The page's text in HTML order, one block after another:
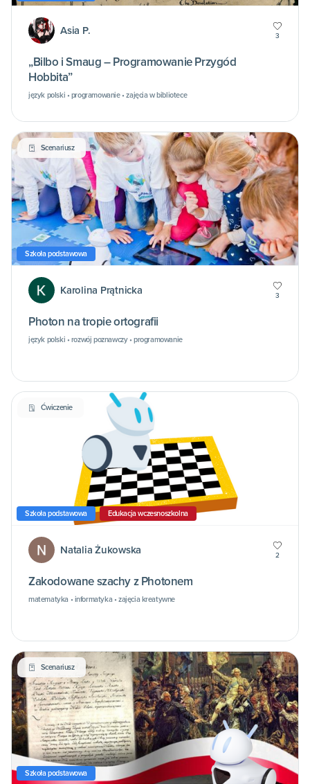
Asia P. 3
„Bilbo i Smaug – Programowanie Przygód
Hobbita”
język polski • programowanie • zajęcia w bibliotece
Scenariusz
Szkoła podstawowa
Karolina Prątnicka 3
Photon na tropie ortografii
język polski • rozwój poznawczy • programowanie
Ćwiczenie
Szkoła podstawowa Edukacja wczesnoszkolna
Natalia Żukowska 2
Zakodowane szachy z Photonem
matematyka • informatyka • zajęcia kreatywne
Scenariusz
Szkoła podstawowa